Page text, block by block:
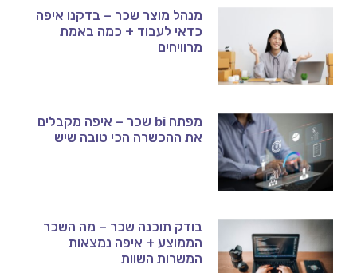
מנהל מוצר שכר – בדקנו איפה
כדאי לעבוד + כמה באמת
מרוויחים
מפתח bi שכר – איפה מקבלים
את ההכשרה הכי טובה שיש
בודק תוכנה שכר – מה השכר
הממוצע + איפה נמצאות
המשרות השוות